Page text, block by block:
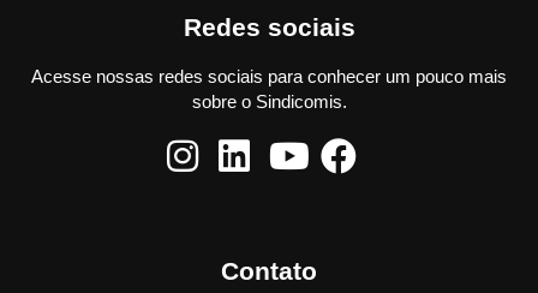
Redes sociais
Acesse nossas redes sociais para conhecer um pouco mais
sobre o Sindicomis.
Contato